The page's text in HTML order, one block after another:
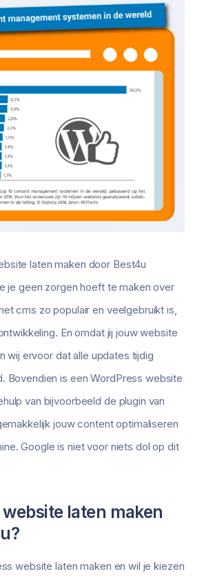
laten maken door Best4u
je geen zorgen hoeft te maken over
cms zo populair en veelgebruikt is,
En omdat jij jouw website
wij ervoor dat alle updates tijdig
Bovendien is een WordPress website
van bijvoorbeeld de plugin van
jouw content optimaliseren
Google is niet voor niets dol op dit
laten maken
website laten maken en wil je kiezen